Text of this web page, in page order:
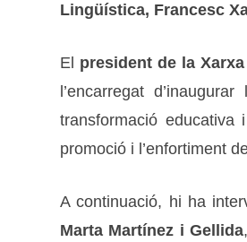
Lingüística, Francesc
El president de la
l’encarregat
transformació
promoció i l’enfortiment
A continuació, hi ha
Marta Martínez i Gellida